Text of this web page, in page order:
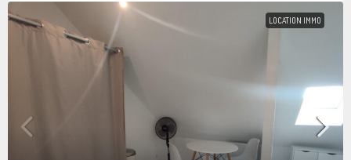
LOCATION IMMO